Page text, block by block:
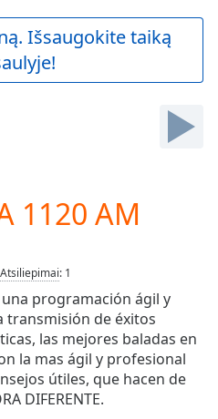
Išsaugokite taiką
1120 AM
Atsiliepimai: 1
una programación ágil y
transmisión de éxitos
las mejores baladas en
la mas ágil y profesional
útiles, que hacen de
DIFERENTE.